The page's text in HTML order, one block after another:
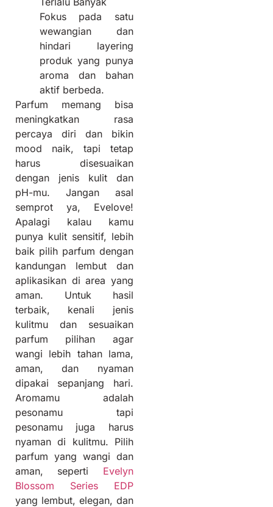
Fokus pada satu
wewangian dan
hindari layering
produk yang punya
aroma dan bahan
aktif berbeda.
Parfum memang bisa
meningkatkan rasa
percaya diri dan bikin
mood naik, tapi tetap
harus disesuaikan
dengan jenis kulit dan
pH-mu. Jangan asal
semprot ya, Evelove!
Apalagi kalau kamu
punya kulit sensitif, lebih
baik pilih parfum dengan
kandungan lembut dan
aplikasikan di area yang
aman. Untuk hasil
terbaik, kenali jenis
kulitmu dan sesuaikan
parfum pilihan agar
wangi lebih tahan lama,
aman, dan nyaman
dipakai sepanjang hari.
Aromamu adalah
pesonamu tapi
pesonamu juga harus
nyaman di kulitmu. Pilih
parfum yang wangi dan
aman, seperti Evelyn
Blossom Series EDP
yang lembut, elegan, dan